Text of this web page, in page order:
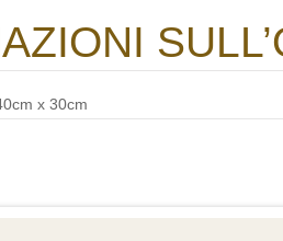
x 30cm